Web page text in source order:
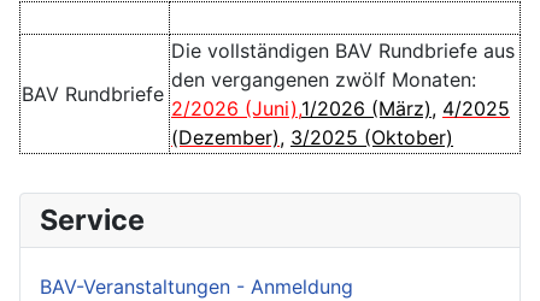
BAV Rundbriefe
Die vollständigen BAV Rundbriefe aus
den vergangenen zwölf Monaten:
2/2026 (Juni),1/2026 (März), 4/2025
(Dezember), 3/2025 (Oktober)
Service
BAV-Veranstaltungen - Anmeldung